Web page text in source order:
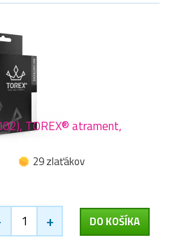
TOREX® atrament,
29 zlaťákov
+ DO KOŠÍKA